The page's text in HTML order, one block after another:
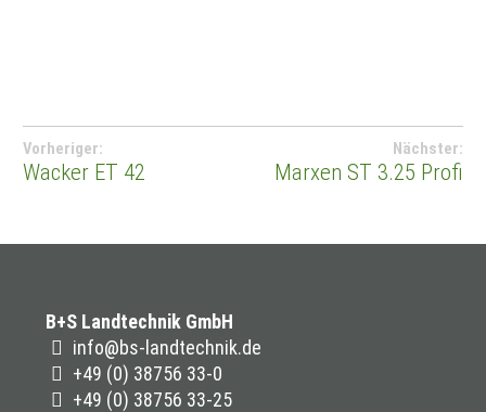
Beitragsnavigation
Vorheriger:
Wacker ET 42
Nächster:
Marxen ST 3.25 Profi
B+S Landtechnik GmbH
info@bs-landtechnik.de
+49 (0) 38756 33-0
+49 (0) 38756 33-25